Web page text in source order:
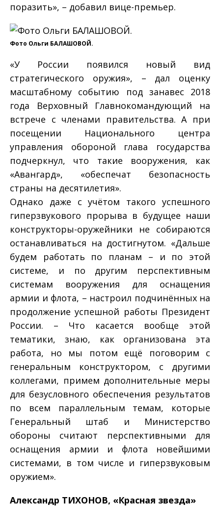
поразить», – добавил вице-премьер.
Фото Ольги БАЛАШОВОЙ.
«У России появился новый вид
стратегического оружия», – дал оценку
масштабному событию под занавес 2018
года Верховный Главнокомандующий на
встрече с членами правительства. А при
посещении Национального центра
управления обороной глава государства
подчеркнул, что такие вооружения, как
«Авангард», «обеспечат безопасность
страны на десятилетия».
Однако даже с учётом такого успешного
гиперзвукового прорыва в будущее наши
конструкторы-оружейники не собираются
останавливаться на достигнутом. «Дальше
будем работать по планам – и по этой
системе, и по другим перспективным
системам вооружения для оснащения
армии и флота, – настроил подчинённых на
продолжение успешной работы Президент
России. – Что касается вообще этой
тематики, знаю, как организована эта
работа, но мы потом ещё поговорим с
генеральным конструктором, с другими
коллегами, примем дополнительные меры
для безусловного обеспечения результатов
по всем параллельным темам, которые
Генеральный штаб и Министерство
обороны считают перспективными для
оснащения армии и флота новейшими
системами, в том числе и гиперзвуковым
оружием».
Александр ТИХОНОВ, «Красная звезда»